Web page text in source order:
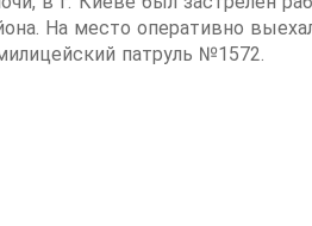
На место оперативно
патруль №1572.